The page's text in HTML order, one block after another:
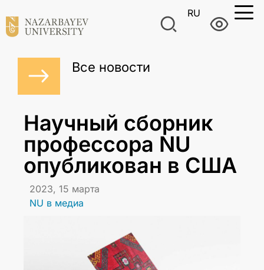
RU
Все новости
Научный сборник
профессора NU
опубликован в США
2023, 15 марта
NU в медиа